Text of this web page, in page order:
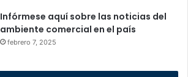
Infórmese aquí sobre las noticias del
ambiente comercial en el país
febrero 7, 2025